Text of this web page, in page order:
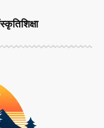
शिक्षा